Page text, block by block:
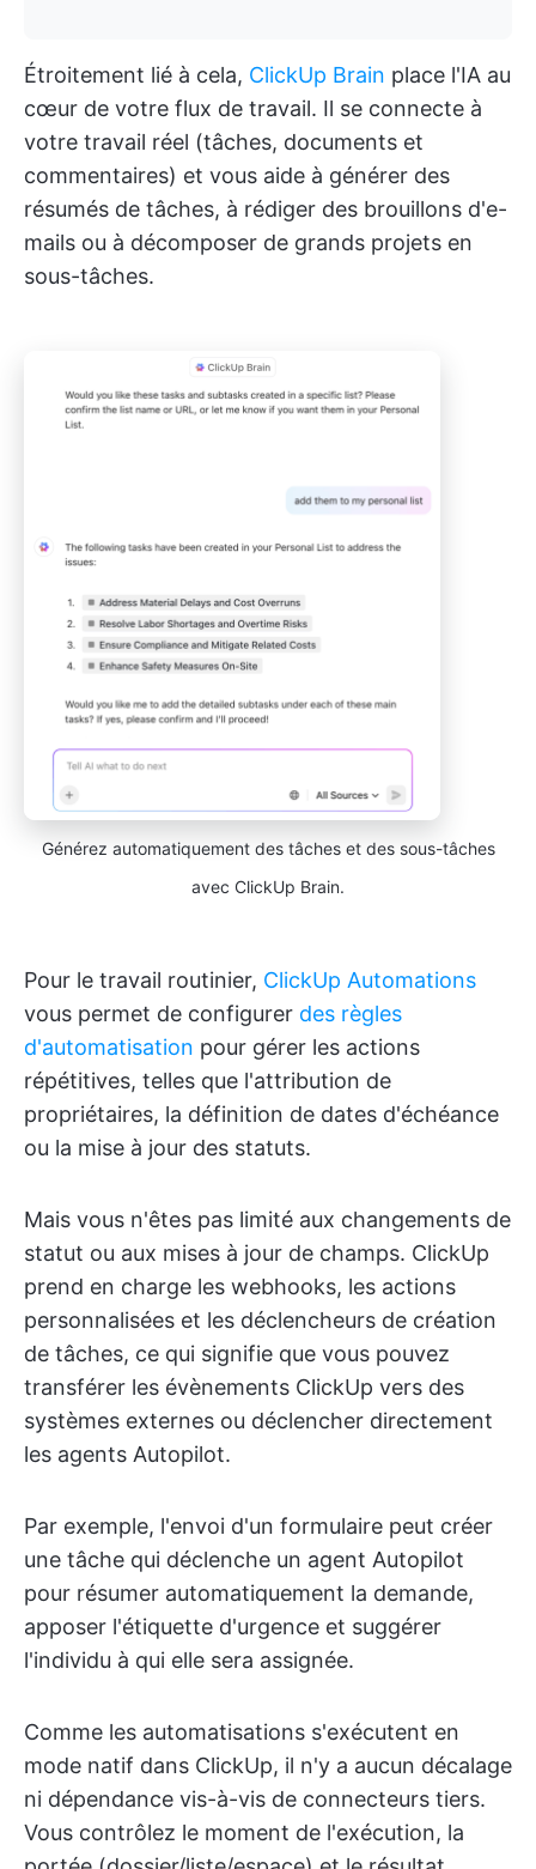
Étroitement lié à cela, ClickUp Brain place l'IA au
cœur de votre flux de travail. Il se connecte à
votre travail réel (tâches, documents et
commentaires) et vous aide à générer des
résumés de tâches, à rédiger des brouillons d'e-
mails ou à décomposer de grands projets en
sous-tâches.
Générez automatiquement des tâches et des sous-tâches
avec ClickUp Brain.
Pour le travail routinier, ClickUp Automations
vous permet de configurer des règles
d'automatisation pour gérer les actions
répétitives, telles que l'attribution de
propriétaires, la définition de dates d'échéance
ou la mise à jour des statuts.
Mais vous n'êtes pas limité aux changements de
statut ou aux mises à jour de champs. ClickUp
prend en charge les webhooks, les actions
personnalisées et les déclencheurs de création
de tâches, ce qui signifie que vous pouvez
transférer les évènements ClickUp vers des
systèmes externes ou déclencher directement
les agents Autopilot.
Par exemple, l'envoi d'un formulaire peut créer
une tâche qui déclenche un agent Autopilot
pour résumer automatiquement la demande,
apposer l'étiquette d'urgence et suggérer
l'individu à qui elle sera assignée.
Comme les automatisations s'exécutent en
mode natif dans ClickUp, il n'y a aucun décalage
ni dépendance vis-à-vis de connecteurs tiers.
Vous contrôlez le moment de l'exécution, la